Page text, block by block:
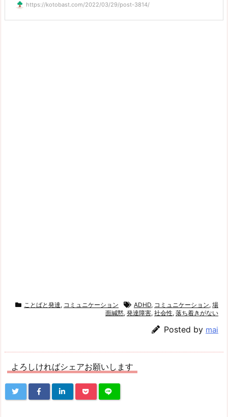
https://kotobast.com/2022/03/29/post-3814/
ことばと発達, コミュニケーション ADHD, コミュニケーション, 場
面緘黙, 発達障害, 社会性, 落ち着きがない
Posted by mai
よろしければシェアお願いします